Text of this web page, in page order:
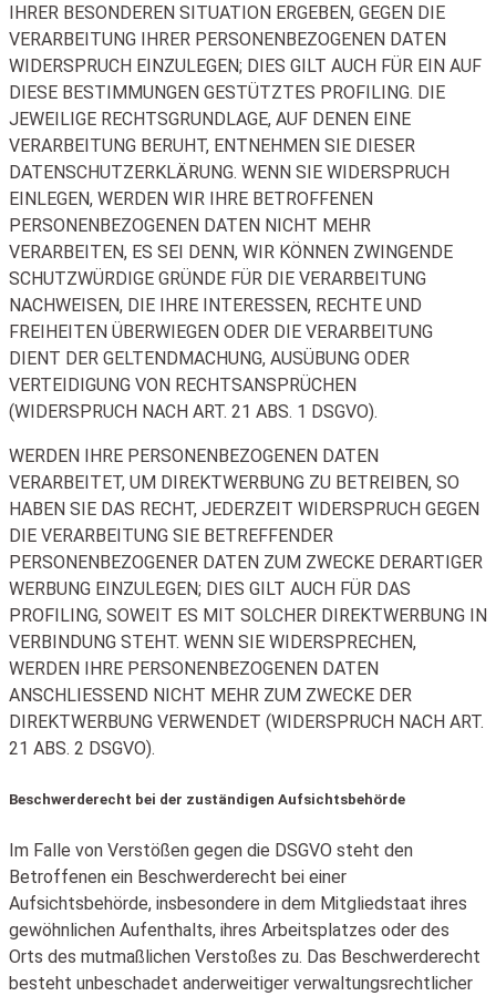
IHRER BESONDEREN SITUATION ERGEBEN, GEGEN DIE
VERARBEITUNG IHRER PERSONENBEZOGENEN DATEN
WIDERSPRUCH EINZULEGEN; DIES GILT AUCH FÜR EIN AUF
DIESE BESTIMMUNGEN GESTÜTZTES PROFILING. DIE
JEWEILIGE RECHTSGRUNDLAGE, AUF DENEN EINE
VERARBEITUNG BERUHT, ENTNEHMEN SIE DIESER
DATENSCHUTZERKLÄRUNG. WENN SIE WIDERSPRUCH
EINLEGEN, WERDEN WIR IHRE BETROFFENEN
PERSONENBEZOGENEN DATEN NICHT MEHR
VERARBEITEN, ES SEI DENN, WIR KÖNNEN ZWINGENDE
SCHUTZWÜRDIGE GRÜNDE FÜR DIE VERARBEITUNG
NACHWEISEN, DIE IHRE INTERESSEN, RECHTE UND
FREIHEITEN ÜBERWIEGEN ODER DIE VERARBEITUNG
DIENT DER GELTENDMACHUNG, AUSÜBUNG ODER
VERTEIDIGUNG VON RECHTSANSPRÜCHEN
(WIDERSPRUCH NACH ART. 21 ABS. 1 DSGVO).
WERDEN IHRE PERSONENBEZOGENEN DATEN
VERARBEITET, UM DIREKTWERBUNG ZU BETREIBEN, SO
HABEN SIE DAS RECHT, JEDERZEIT WIDERSPRUCH GEGEN
DIE VERARBEITUNG SIE BETREFFENDER
PERSONENBEZOGENER DATEN ZUM ZWECKE DERARTIGER
WERBUNG EINZULEGEN; DIES GILT AUCH FÜR DAS
PROFILING, SOWEIT ES MIT SOLCHER DIREKTWERBUNG IN
VERBINDUNG STEHT. WENN SIE WIDERSPRECHEN,
WERDEN IHRE PERSONENBEZOGENEN DATEN
ANSCHLIESSEND NICHT MEHR ZUM ZWECKE DER
DIREKTWERBUNG VERWENDET (WIDERSPRUCH NACH ART.
21 ABS. 2 DSGVO).
Beschwerde­recht bei der zuständigen Aufsichts­behörde
Im Falle von Verstößen gegen die DSGVO steht den
Betroffenen ein Beschwerderecht bei einer
Aufsichtsbehörde, insbesondere in dem Mitgliedstaat ihres
gewöhnlichen Aufenthalts, ihres Arbeitsplatzes oder des
Orts des mutmaßlichen Verstoßes zu. Das Beschwerderecht
besteht unbeschadet anderweitiger verwaltungsrechtlicher